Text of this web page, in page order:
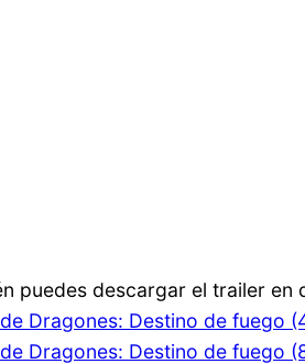
puedes descargar el trailer en
Dragones: Destino de fuego
Dragones: Destino de fuego